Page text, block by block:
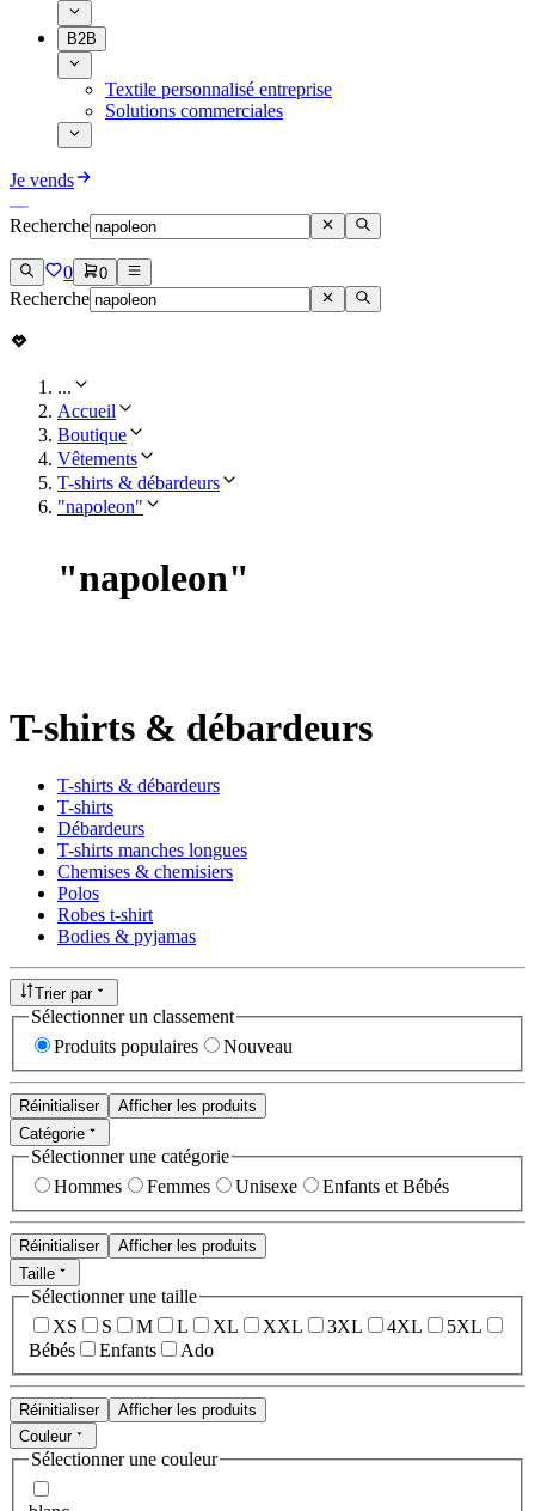
B2B
Textile personnalisé entreprise
Solutions commerciales
Je vends
Recherche
0 0
Recherche
...
Accueil
Boutique
Vêtements
T-shirts & débardeurs
"napoleon"
"napoleon"
T-shirts & débardeurs
T-shirts & débardeurs
T-shirts
Débardeurs
T-shirts manches longues
Chemises & chemisiers
Polos
Robes t-shirt
Bodies & pyjamas
Trier par
Sélectionner un classement
Produits populaires
Nouveau
Réinitialiser
Afficher les produits
Catégorie
Sélectionner une catégorie
Hommes
Femmes Unisexe Enfants et Bébés
Réinitialiser
Afficher les produits
Taille
Sélectionner une taille
XS
S M L XL XXL 3XL 4XL
5XL
Bébés
Enfants Ado
Réinitialiser
Afficher les produits
Couleur
Sélectionner une couleur